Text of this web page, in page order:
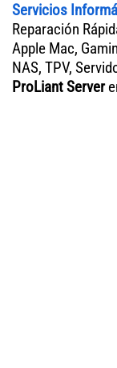
Servicios
Reparación
Apple Mac,
NAS, TPV,
ProLiant Server